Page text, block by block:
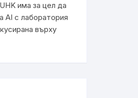
има за цел да
AI с лаборатория
върху